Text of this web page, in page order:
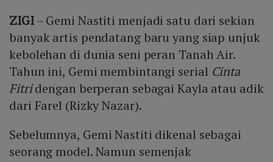
ZIGI– Gemi Nastiti menjadi satu dari sekian
banyak artis pendatang baru yang siap unjuk
kebolehan di dunia seni peran Tanah Air.
Tahun ini, Gemi membintangi serial Cinta
Fitridengan berperan sebagai Kayla atau adik
dari Farel (Rizky Nazar).
Sebelumnya, Gemi Nastiti dikenal sebagai
seorang model. Namun semenjak